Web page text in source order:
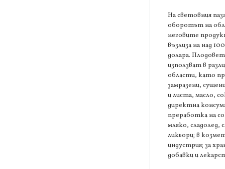
На световния
оборотът на
неговите
възлиза на над
долара.
използват в
области, като
замразени,
и листа, масло,
директна
преработка на
мляко, сладолед,
ликьори; в
индустрия; за
добавки и